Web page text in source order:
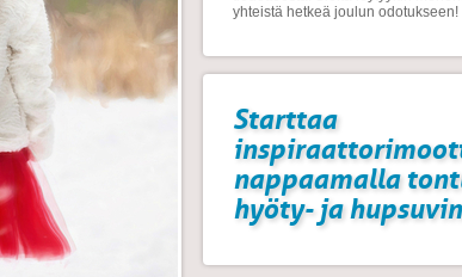
yhteistä hetkeä joulun odotukseen!
Starttaa
nappaamalla
hyöty- ja